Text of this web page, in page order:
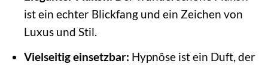
ist ein echter Blickfang und ein Zeichen von
Luxus und Stil.
Vielseitig einsetzbar: Hypnôse ist ein Duft, der